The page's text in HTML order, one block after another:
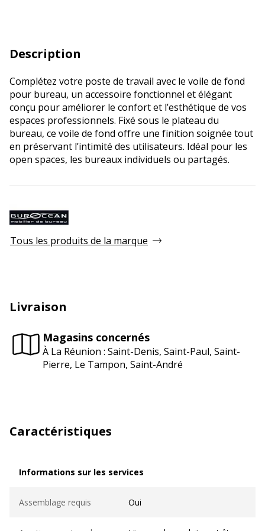
Description
Complétez votre poste de travail avec le voile de fond
pour bureau, un accessoire fonctionnel et élégant
conçu pour améliorer le confort et l’esthétique de vos
espaces professionnels. Fixé sous le plateau du
bureau, ce voile de fond offre une finition soignée tout
en préservant l’intimité des utilisateurs. Idéal pour les
open spaces, les bureaux individuels ou partagés.
Tous les produits de la marque
Livraison
Magasins concernés
À La Réunion : Saint-Denis, Saint-Paul, Saint-
Pierre, Le Tampon, Saint-André
Caractéristiques
Informations sur les services
Assemblage requis Oui